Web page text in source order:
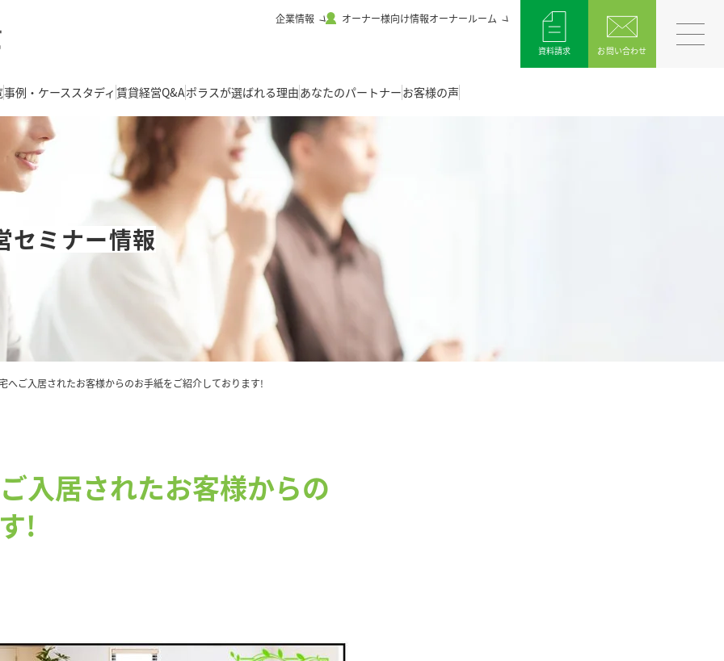
企業情報 オーナー様向け情報オーナールーム
資料請求 お問い合わせ
事例・ケーススタディ 賃貸経営Q&Aポラスが選ばれる理由あなたのパートナーお客様の声
セミナー情報
へご入居されたお客様からのお手紙をご紹介しております!
入居されたお客様からの
!